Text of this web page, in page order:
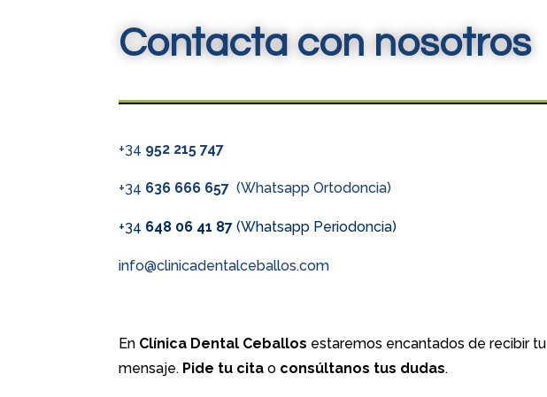
Contacta con nosotros
+34 952 215 747
+34 636 666 657(Whatsapp Ortodoncia)
+34 648 06 41 87 (Whatsapp Periodoncia)
info@clinicadentalceballos.com
En Clínica Dental Ceballos estaremos encantados de recibir tu
mensaje. Pide tu cita o consúltanos tus dudas.